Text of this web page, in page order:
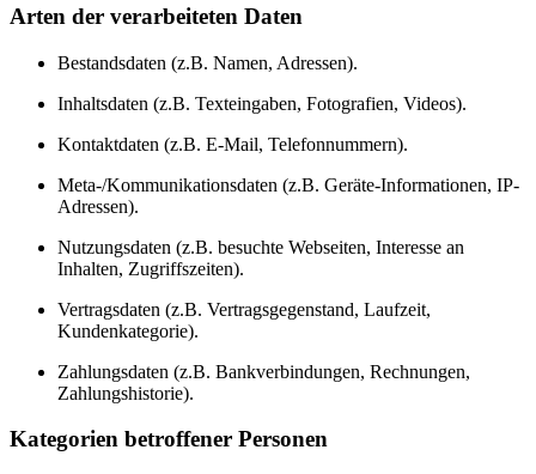
Arten der verarbeiteten Daten
Bestandsdaten (z.B. Namen, Adressen).
Inhaltsdaten (z.B. Texteingaben, Fotografien, Videos).
Kontaktdaten (z.B. E-Mail, Telefonnummern).
Meta-/Kommunikationsdaten (z.B. Geräte-Informationen, IP-
Adressen).
Nutzungsdaten (z.B. besuchte Webseiten, Interesse an
Inhalten, Zugriffszeiten).
Vertragsdaten (z.B. Vertragsgegenstand, Laufzeit,
Kundenkategorie).
Zahlungsdaten (z.B. Bankverbindungen, Rechnungen,
Zahlungshistorie).
Kategorien betroffener Personen